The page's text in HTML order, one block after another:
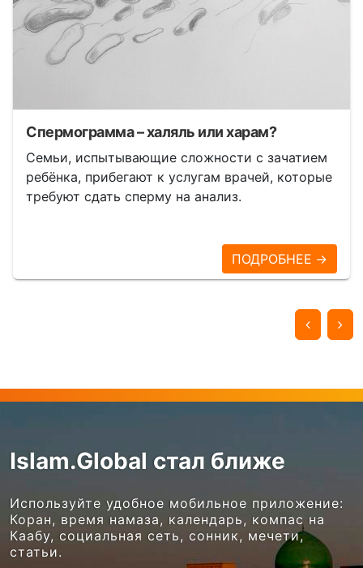
Спермограмма – халяль или харам?
Семьи, испытывающие сложности с зачатием
ребёнка, прибегают к услугам врачей, которые
требуют сдать сперму на анализ.
ПОДРОБНЕЕ →
Islam.Global стал ближе
Используйте удобное мобильное приложение:
Коран, время намаза, календарь, компас на
Каабу, социальная сеть, сонник, мечети,
статьи.